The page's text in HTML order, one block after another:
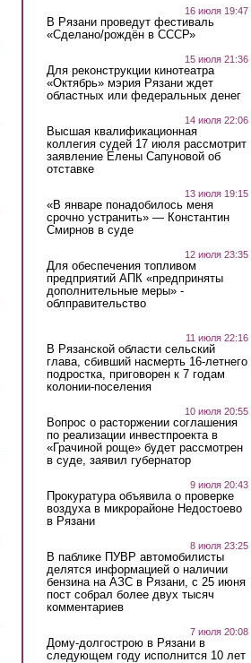
16 июля 19:47
В Рязани проведут фестиваль
«Сделано/рождён в СССР»
15 июля 21:36
Для реконструкции кинотеатра
«Октябрь» мэрия Рязани ждет
областных или федеральных денег
14 июля 22:06
Высшая квалификационная
коллегия судей 17 июля рассмотрит
заявление Елены Сапуновой об
отставке
13 июля 19:15
«В январе понадобилось меня
срочно устранить» — Константин
Смирнов в суде
12 июля 23:35
Для обеспечения топливом
предприятий АПК «предприняты
дополнительные меры» -
облправительство
11 июля 22:16
В Рязанской области сельский
глава, сбивший насмерть 16-летнего
подростка, приговорен к 7 годам
колонии-поселения
10 июля 20:55
Вопрос о расторжении соглашения
по реализации инвестпроекта в
«Грачиной роще» будет рассмотрен
в суде, заявил губернатор
9 июля 20:43
Прокуратура объявила о проверке
воздуха в микрорайоне Недостоево
в Рязани
8 июля 23:25
В паблике ПУВР автомобилисты
делятся информацией о наличии
бензина на АЗС в Рязани, с 25 июня
пост собрал более двух тысяч
комментариев
7 июля 20:08
Дому-долгострою в Рязани в
следующем году исполнится 10 лет